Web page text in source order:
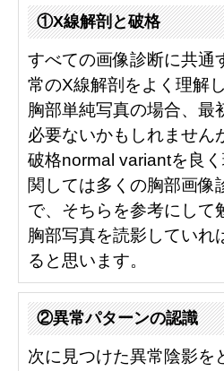
①X線解剖と破格
すべての画像診断に共通
常のX線解剖をよく理解
胸部単純写真の場合、
必要ないかもしれません
破格normal variantを良
関しては多くの胸部画像
で、そちらを参考にして
胸部写真を読影してい
ると思います。
②異常パターンの認識
次に見つけた異常陰影を